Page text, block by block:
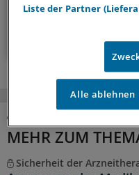
MEHR ZUM
Sicherheit der
Liste der Partner
Alle ablehnen